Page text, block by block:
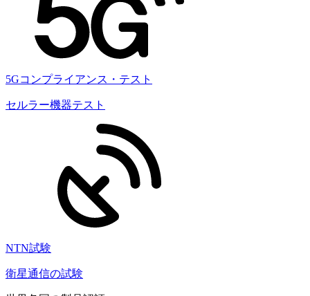
5Gコンプライアンス・テスト
セルラー機器テスト
NTN試験
衛星通信の試験